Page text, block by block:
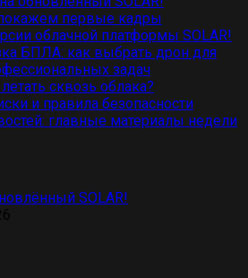
первые кадры
облачной платформы SOLAR!
БПЛА: как выбрать дрон для
задач
сквозь облака?
и правила безопасности
главные материалы недели
SOLAR!